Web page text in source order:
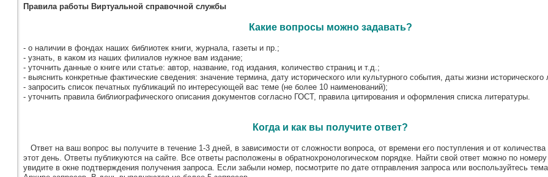
Правила работы Виртуальной справочной службы
Какие вопросы можно задавать?
- о наличии в фондах наших библиотек книги, журнала, газеты и пр.;
- узнать, в каком из наших филиалов нужное вам издание;
- уточнить данные о книге или статье: автор, название, год издания, количество страниц и т.д.;
- выяснить конкретные фактические сведения: значение термина, дату исторического или культурного события, даты жизни исторического
- запросить список печатных публикаций по интересующей вас теме (не более 10 наименований);
- уточнить правила библиографического описания документов согласно ГОСТ, правила цитирования и оформления списка литературы.
Когда и как вы получите ответ?
Ответ на ваш вопрос вы получите в течение 1-3 дней, в зависимости от сложности вопроса, от времени его поступления и от
этот день. Ответы публикуются на сайте. Все ответы расположены в обратнохронологическом порядке. Найти свой ответ можно по
увидите в окне подтверждения получения запроса. Если забыли номер, посмотрите по дате отправления запроса или воспользуйтесь